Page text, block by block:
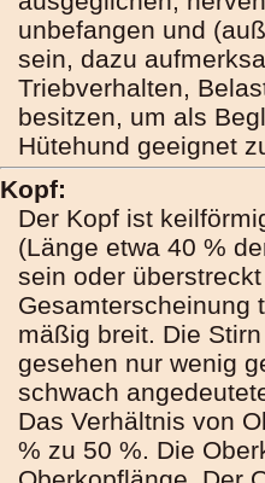
unbefangen und
sein, dazu
Triebverhalten,
besitzen, um als
Hütehund geeignet
Kopf:
Der Kopf ist
(Länge etwa 40 %
sein oder
Gesamterscheinung
mäßig breit. Die
gesehen nur wenig
schwach
Das Verhältnis von
% zu 50 %. Die